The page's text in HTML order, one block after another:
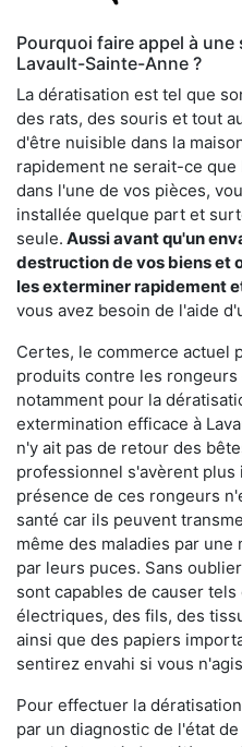
Pourquoi faire appel à
Lavault-Sainte-Anne ?
La dératisation est tel que
des rats, des souris et tout
d'être nuisible dans la
rapidement ne serait-ce
dans l'une de vos pièces,
installée quelque part et
seule. Aussi avant qu'un
destruction de vos biens et
les exterminer rapidement
vous avez besoin de l'aide
Certes, le commerce actuel
produits contre les
notamment pour la
extermination efficace à
n'y ait pas de retour des
professionnel s'avèrent plus
présence de ces rongeurs
santé car ils peuvent
même des maladies par
par leurs puces. Sans
sont capables de causer
électriques, des fils, des
ainsi que des papiers
sentirez envahi si vous
Pour effectuer la
par un diagnostic de l'état